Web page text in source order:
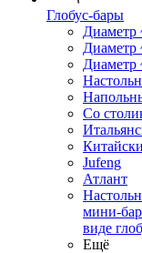
Глобус-бары
Диаметр
Диаметр
Диаметр
Со
Jufeng
Атлант
мини-
виде
Ещё